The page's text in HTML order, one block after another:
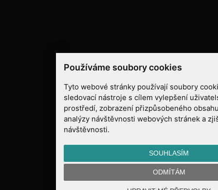
Používáme soubory cookies
Tyto webové stránky používají soubory
sledovací nástroje s cílem vylepšení
prostředí, zobrazení přizpůsobeného
analýzy návštěvnosti webových stránek a
návštěvnosti.
SOUHLASÍM
ODMÍTÁM